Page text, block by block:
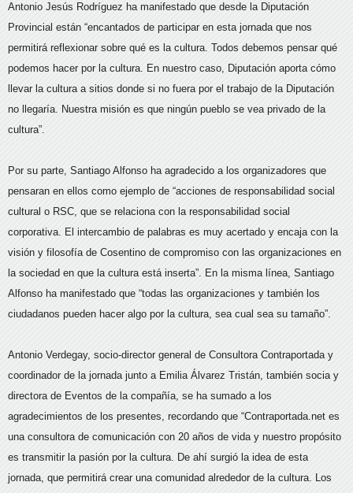
Antonio Jesús Rodríguez ha manifestado que desde la Diputación
Provincial están “encantados de participar en esta jornada que nos
permitirá reflexionar sobre qué es la cultura. Todos debemos pensar qué
podemos hacer por la cultura. En nuestro caso, Diputación aporta cómo
llevar la cultura a sitios donde si no fuera por el trabajo de la Diputación
no llegaría. Nuestra misión es que ningún pueblo se vea privado de la
cultura”.
Por su parte, Santiago Alfonso ha agradecido a los organizadores que
pensaran en ellos como ejemplo de “acciones de responsabilidad social
cultural o RSC, que se relaciona con la responsabilidad social
corporativa. El intercambio de palabras es muy acertado y encaja con la
visión y filosofía de Cosentino de compromiso con las organizaciones en
la sociedad en que la cultura está inserta”. En la misma línea, Santiago
Alfonso ha manifestado que “todas las organizaciones y también los
ciudadanos pueden hacer algo por la cultura, sea cual sea su tamaño”.
Antonio Verdegay, socio-director general de Consultora Contraportada y
coordinador de la jornada junto a Emilia Álvarez Tristán, también socia y
directora de Eventos de la compañía, se ha sumado a los
agradecimientos de los presentes, recordando que “Contraportada.net es
una consultora de comunicación con 20 años de vida y nuestro propósito
es transmitir la pasión por la cultura. De ahí surgió la idea de esta
jornada, que permitirá crear una comunidad alrededor de la cultura. Los